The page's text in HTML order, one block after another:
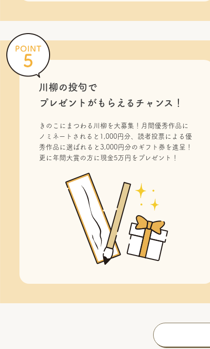
川柳の投句で
プレゼントがもらえるチャンス！
きのこにまつわる川柳を大募集！月間優秀作品に
ノミネートされると1,000円分、読者投票による優
秀作品に選ばれると3,000円分のギフト券を進呈！
更に年間大賞の方に現金5万円をプレゼント！